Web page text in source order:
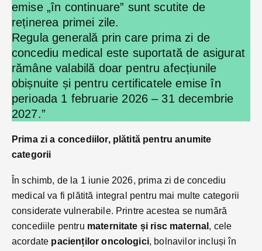
emise „în continuare” sunt scutite de
reținerea primei zile.
Regula generală prin care prima zi de
concediu medical este suportată de asigurat
rămâne valabilă doar pentru afecțiunile
obișnuite și pentru certificatele emise în
perioada 1 februarie 2026 – 31 decembrie
2027.”
Prima zi a concediilor, plătită pentru anumite
categorii
În schimb, de la 1 iunie 2026, prima zi de concediu
medical va fi plătită integral pentru mai multe categorii
considerate vulnerabile. Printre acestea se numără
concediile pentru maternitate și risc maternal , cele
acordate pacienților oncologici, bolnavilor incluși în